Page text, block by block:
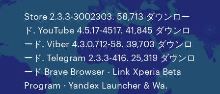
Store 2.3.3-3002303. 58,713 ダウンロー
ド. YouTube 4.5.17-4517. 41,845 ダウンロ
ード. Viber 4.3.0.712-58. 39,703 ダウンロ
ード. Telegram 2.3.3-416. 25,319 ダウンロ
ード Brave Browser - Link Xperia Beta
Program · Yandex Launcher & Wa.